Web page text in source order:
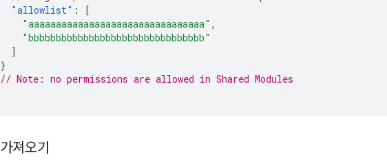
"allowlist" :
[
"aaaaaaaaaaaaaaaaaaaaaaaaaaaaaaaa" ,
"bbbbbbbbbbbbbbbbbbbbbbbbbbbbbbbb"
]
}
// Note: no permissions are allowed in Shared Modules
가져오기